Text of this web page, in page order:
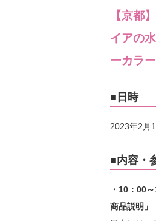
【京都
イアの
ーカラ
■日時
2023年2月
■内容・
・10：00
商品説明」